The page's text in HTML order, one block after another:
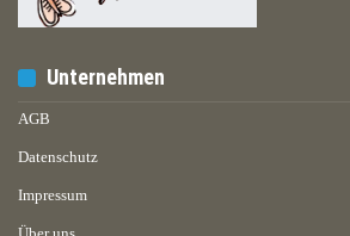
Unternehmen
AGB
Datenschutz
Impressum